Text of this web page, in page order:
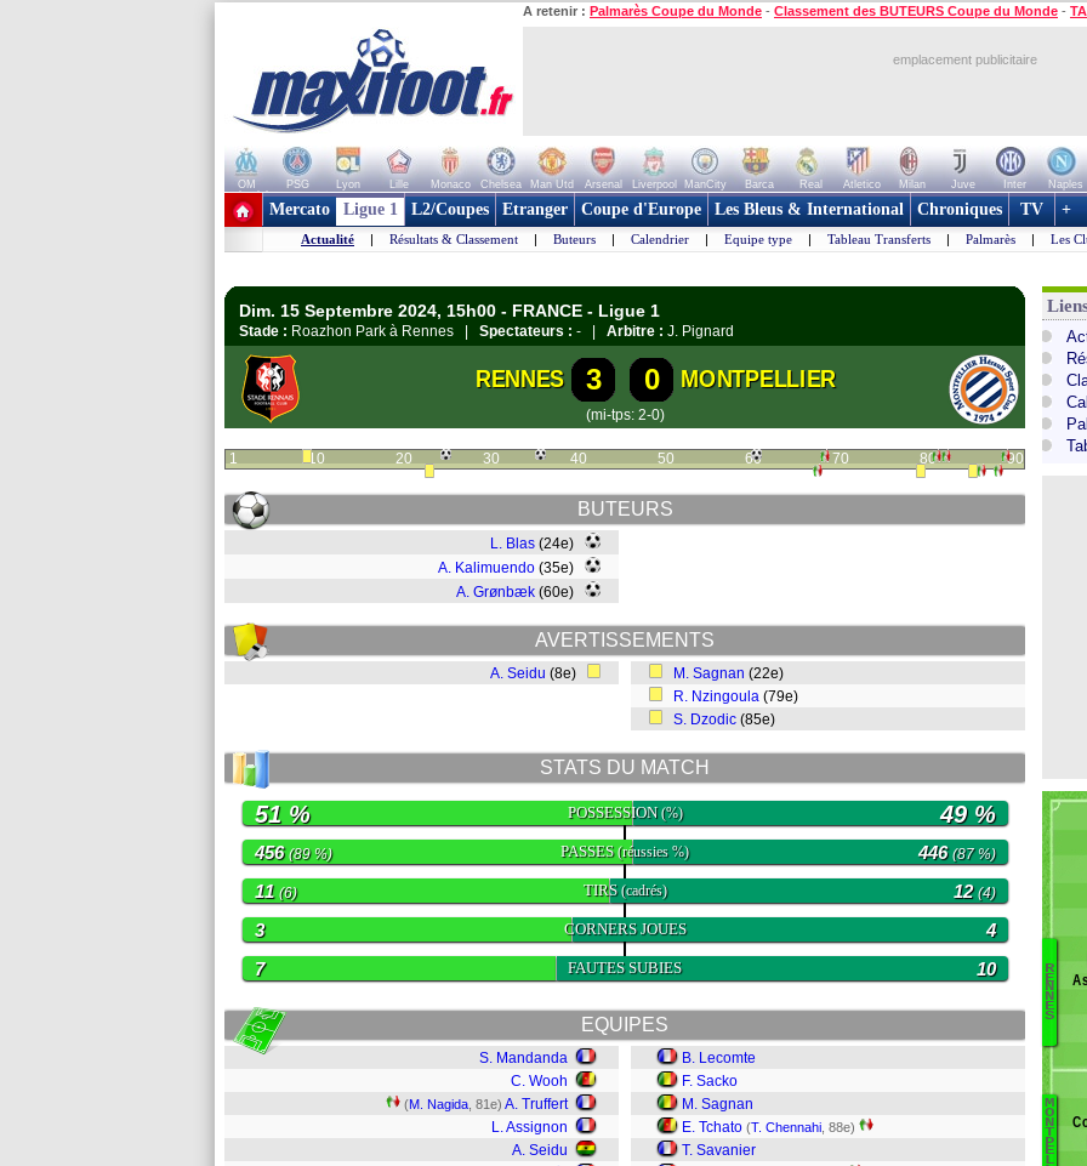
A retenir : Palmarès Coupe du Monde - Classement des BUTEURS Coupe du Monde -
emplacement publicitaire
OM PSG Lyon Lille Monaco Chelsea Man Utd Arsenal Liverpool ManCity Barca Real Atletico Milan Juve Inter Naples
+ de clubs
Mercato Ligue 1 L2/Coupes Etranger Coupe d'Europe Les Bleus & International Chroniques TV +
Actualité | Résultats & Classement | Buteurs | Calendrier | Equipe type | Tableau Transferts | Palmarès | Les
Dim. 15 Septembre 2024, 15h00 - FRANCE - Ligue 1
Stade : Roazhon Park à Rennes | Spectateurs : - | Arbitre : J. Pignard
RENNES 3 0 MONTPELLIER
(mi-tps: 2-0)
1 10 20 30 40 50 60 70 80 90
BUTEURS
L. Blas (24e)
A. Kalimuendo (35e)
A. Grønbæk (60e)
AVERTISSEMENTS
A. Seidu (8e) M. Sagnan (22e)
R. Nzingoula (79e)
S. Dzodic (85e)
STATS DU MATCH
POSSESSION(%)
51 % 49 %
PASSES(réussies %)
456(89 %) 446(87 %)
TIRS(cadrés)
11 (6) 12(4)
CORNERS JOUES
3 4
FAUTES SUBIES
7 10
EQUIPES
S. Mandanda
C. Wooh
(M. Nagida , 81e) A. Truffert
L. Assignon
A. Seidu
B. Lecomte
F. Sacko
M. Sagnan
E. Tchato (T. Chennahi , 88e)
T. Savanier
R
E
N
N
E
S
M
O
N
T
P
E
L